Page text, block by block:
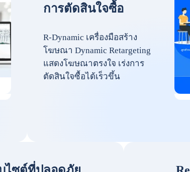
การตัดสินใจซื้อ
R-Dynamic เครื่องมือสร้าง
โฆษณา Dynamic Retargeting
แสดงโฆษณาตรงใจ เร่งการ
ตัดสินใจซื้อได้เร็วขึ้น